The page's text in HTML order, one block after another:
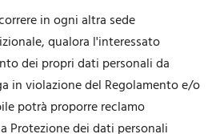
in ogni altra sede
qualora l'interessato
dei propri dati personali da
in violazione del Regolamento e/o
potrà proporre reclamo
Protezione dei dati personali